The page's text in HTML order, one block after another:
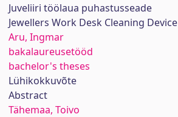
Juveliiri töölaua puhastusseade
Jewellers Work Desk Cleaning Device
Aru, Ingmar
bakalaureusetööd
bachelor's theses
Lühikokkuvõte
Abstract
Tähemaa, Toivo